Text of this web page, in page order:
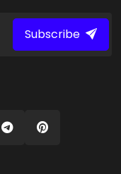
Subscribe